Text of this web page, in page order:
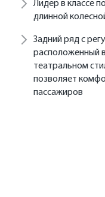
Лидер в классе
длинной
Задний ряд с
расположенный
театральном
позволяет
пассажиров